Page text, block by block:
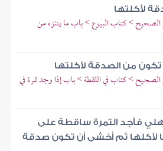
لأكلتها
> كتاب البيوع > باب ما يتنزه من
تكون من الصدقة لأكلتها
> كتاب في اللقطة > باب إذا وجد تمرة في
أهلي فأجد التمرة ساقطة على
لآكلها ثم أخشى أن تكون صدقة